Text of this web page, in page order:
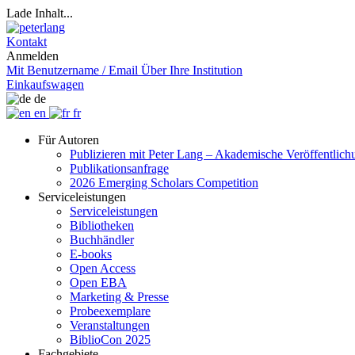
Lade Inhalt...
Kontakt
Anmelden
Mit Benutzername / Email Über Ihre Institution
Einkaufswagen
de
en
fr
Für Autoren
Publizieren mit Peter Lang – Akademische
Publikationsanfrage
2026 Emerging Scholars Competition
Serviceleistungen
Serviceleistungen
Bibliotheken
Buchhändler
E-books
Open Access
Open EBA
Marketing & Presse
Probeexemplare
Veranstaltungen
BiblioCon 2025